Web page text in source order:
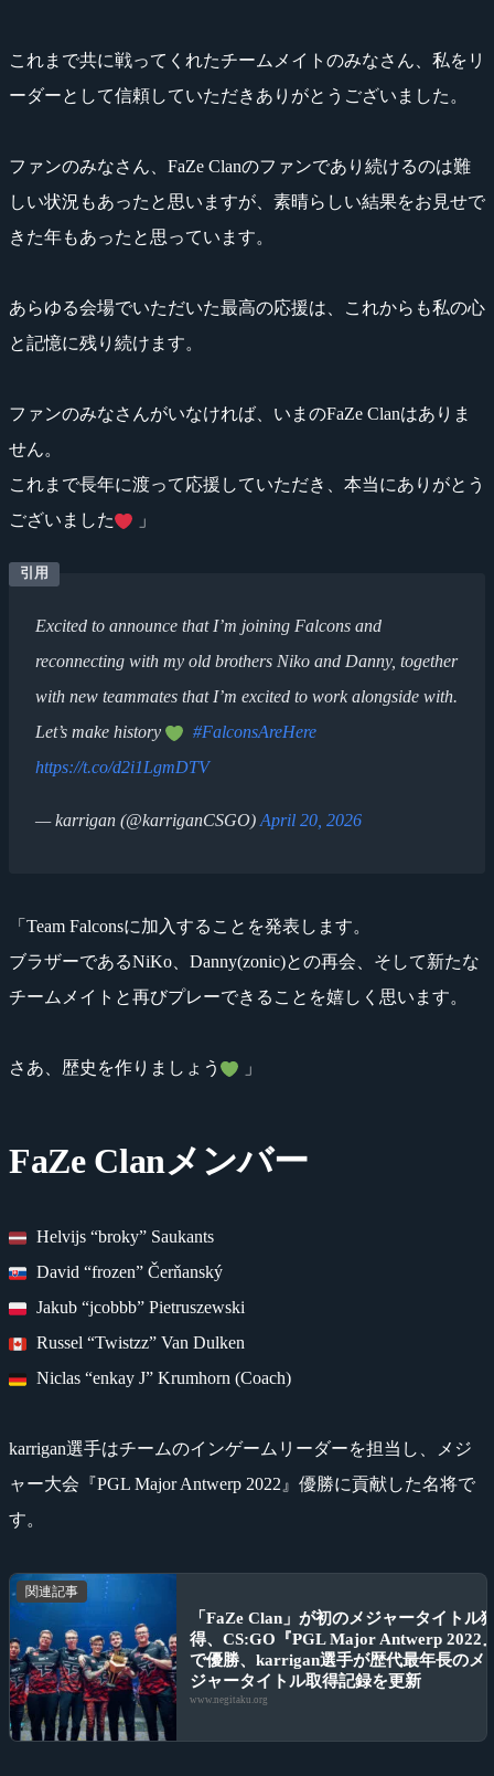
これまで共に戦ってくれたチームメイトのみなさん、私をリ
ーダーとして信頼していただきありがとうございました。
ファンのみなさん、FaZe Clanのファンであり続けるのは難
しい状況もあったと思いますが、素晴らしい結果をお見せで
きた年もあったと思っています。
あらゆる会場でいただいた最高の応援は、これからも私の心
と記憶に残り続けます。
ファンのみなさんがいなければ、いまのFaZe Clanはありま
せん。
これまで長年に渡って応援していただき、本当にありがとう
ございました
」
Excited to announce that I’m joining Falcons and
reconnecting with my old brothers Niko and Danny, together
with new teammates that I’m excited to work alongside with.
Let’s make history
#FalconsAreHere
https://t.co/d2i1LgmDTV
— karrigan (@karriganCSGO) April 20, 2026
「Team Falconsに加入することを発表します。
ブラザーであるNiKo、Danny(zonic)との再会、そして新たな
チームメイトと再びプレーできることを嬉しく思います。
さあ、歴史を作りましょう 」
FaZe Clanメンバー
Helvijs “broky” Saukants
David “frozen” Čerňanský
Jakub “jcobbb” Pietruszewski
Russel “Twistzz” Van Dulken
Niclas “enkay J” Krumhorn (Coach)
karrigan選手はチームのインゲームリーダーを担当し、メジ
ャー大会『PGL Major Antwerp 2022』優勝に貢献した名将で
す。
関連記事
「FaZe Clan」が初のメジャータイトル
得、CS:GO『PGL Major Antwerp 2022
で優勝、karrigan選手が歴代最年長のメ
ジャータイトル取得記録を更新
www.negitaku.org